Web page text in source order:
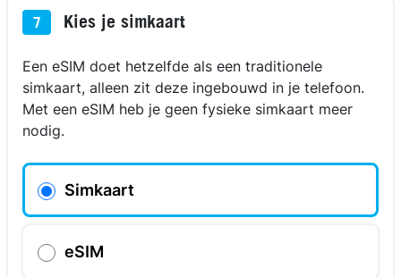
7 Kies je simkaart
Een eSIM doet hetzelfde als een traditionele
simkaart, alleen zit deze ingebouwd in je telefoon.
Met een eSIM heb je geen fysieke simkaart meer
nodig.
Simkaart
eSIM